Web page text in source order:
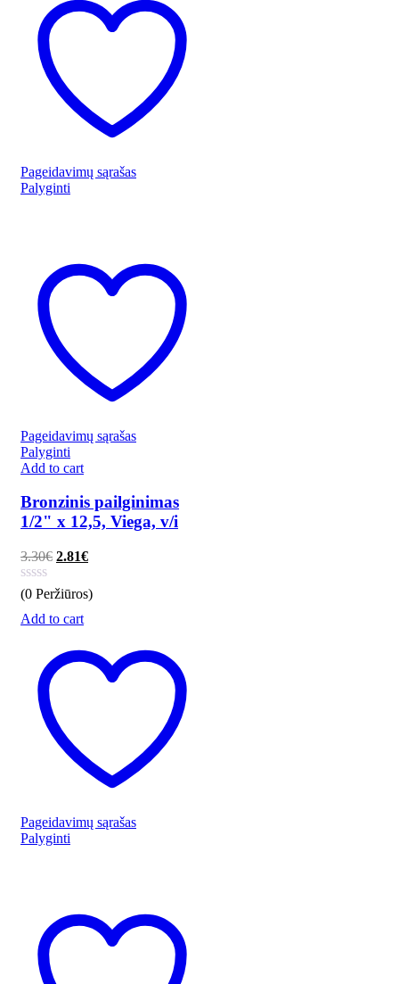
Pageidavimų sąrašas
Palyginti
Pageidavimų sąrašas
Palyginti
Add to cart
Bronzinis pailginimas
1/2" x 12,5, Viega, v/i
3.30€ 2.81€
(0 Peržiūros)
Add to cart
Pageidavimų sąrašas
Palyginti